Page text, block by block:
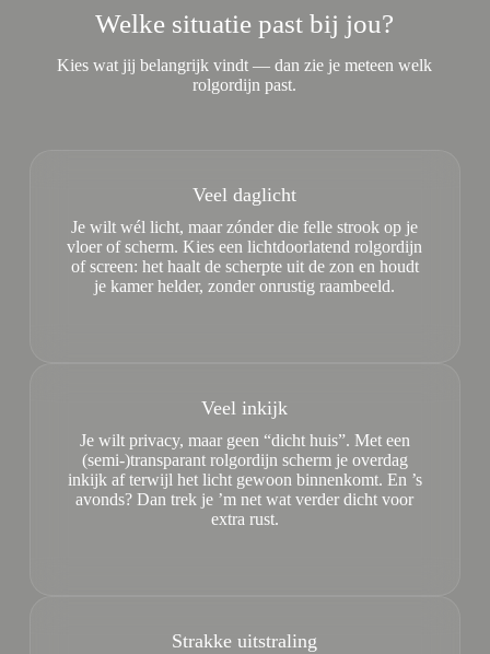
Welke situatie past bij jou?
Kies wat jij belangrijk vindt — dan zie je meteen welk
rolgordijn past.
Veel daglicht
Je wilt wél licht, maar zónder die felle strook op je
vloer of scherm. Kies een lichtdoorlatend rolgordijn
of screen: het haalt de scherpte uit de zon en houdt
je kamer helder, zonder onrustig raambeeld.
Veel inkijk
Je wilt privacy, maar geen “dicht huis”. Met een
(semi-)transparant rolgordijn scherm je overdag
inkijk af terwijl het licht gewoon binnenkomt. En ’s
avonds? Dan trek je ’m net wat verder dicht voor
extra rust.
Strakke uitstraling